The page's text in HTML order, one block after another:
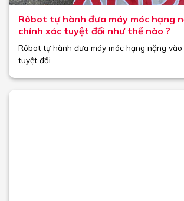
Rôbot tự hành đưa máy móc hạng
chính xác tuyệt đối như thế nào ?
Rôbot tự hành đưa máy móc hạng nặng
tuyệt đối